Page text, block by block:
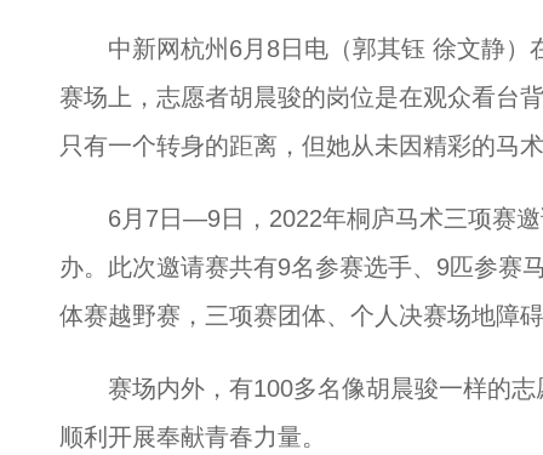
中新网杭州6月8日电（郭其钰 徐文静）
赛场上，志愿者胡晨骏的岗位是在观众看台
只有一个转身的距离，但她从未因精彩的马
6月7日—9日，2022年桐庐马术三项赛邀
办。此次邀请赛共有9名参赛选手、9匹参赛
体赛越野赛，三项赛团体、个人决赛场地障
赛场内外，有100多名像胡晨骏一样的志
顺利开展奉献青春力量。